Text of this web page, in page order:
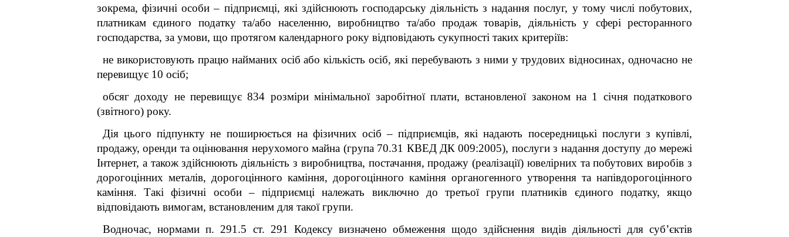
зокрема, фізичні особи – підприємці, які здійснюють господарську діяльність з надання послуг, у тому числі побутових,
платникам єдиного податку та/або населенню, виробництво та/або продаж товарів, діяльність у сфері ресторанного
господарства, за умови, що протягом календарного року відповідають сукупності таких критеріїв:
не використовують працю найманих осіб або кількість осіб, які перебувають з ними у трудових відносинах, одночасно не
перевищує 10 осіб;
обсяг доходу не перевищує 834 розміри мінімальної заробітної плати, встановленої законом на 1 січня податкового
(звітного) року.
Дія цього підпункту не поширюється на фізичних осіб – підприємців, які надають посередницькі послуги з купівлі,
продажу, оренди та оцінювання нерухомого майна (група 70.31 КВЕД ДК 009:2005), послуги з надання доступу до мережі
Інтернет, а також здійснюють діяльність з виробництва, постачання, продажу (реалізації) ювелірних та побутових виробів з
дорогоцінних металів, дорогоцінного каміння, дорогоцінного каміння органогенного утворення та напівдорогоцінного
каміння. Такі фізичні особи – підприємці належать виключно до третьої групи платників єдиного податку, якщо
відповідають вимогам, встановленим для такої групи.
Водночас, нормами п. 291.5 ст. 291 Кодексу визначено обмеження щодо здійснення видів діяльності для суб’єктів